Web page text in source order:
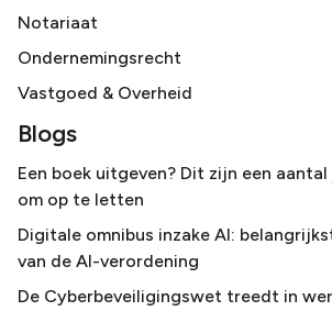
Notariaat
Ondernemingsrecht
Vastgoed & Overheid
Blogs
Een boek uitgeven? Dit zijn een
om op te letten
Digitale omnibus inzake AI:
van de AI-verordening
De Cyberbeveiligingswet treedt in